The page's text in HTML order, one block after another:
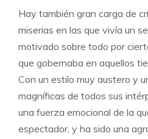
Hay también gran carga de
miserias en las que vivía un
motivado sobre todo por
que gobernaba en aquellos
Con un estilo muy austero y
magníficas de todos sus
una fuerza emocional de la
espectador, y ha sido una